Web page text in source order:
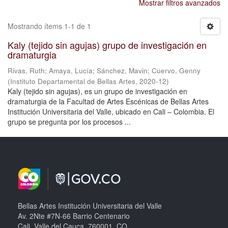
Mostrar filtros avanzados
Mostrando ítems 1-1 de 1
Kaly (tejido sin agujas) grupo de investigación en
dramaturgia
Rivas, Ruth; Amaya, Lucía; Sánchez, Mavin; Cuervo, Genny
(Instituto Departamental de Bellas Artes, 2020-12)
Kaly (tejido sin agujas), es un grupo de investigación en
dramaturgia de la Facultad de Artes Escénicas de Bellas Artes
Institución Universitaria del Valle, ubicado en Cali – Colombia. El
grupo se pregunta por los procesos ...
Bellas Artes Institución Universitaria del Valle
Av. 2Nte #7N-66 Barrio Centenario
Cali, Valle del Cauca, 760001, CO